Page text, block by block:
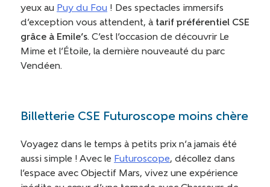
yeux au Puy du Fou ! Des spectacles immersifs
d’exception vous attendent, à tarif préférentiel CSE
grâce à Emile’s. C’est l’occasion de découvrir Le
Mime et l’Étoile, la dernière nouveauté du parc
Vendéen.
Billetterie CSE Futuroscope moins chère
Voyagez dans le temps à petits prix n’a jamais été
aussi simple ! Avec le Futuroscope, décollez dans
l’espace avec Objectif Mars, vivez une expérience